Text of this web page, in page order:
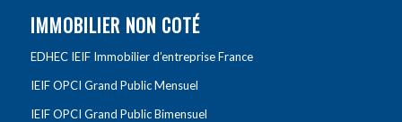
IMMOBILIER NON COTÉ
EDHEC IEIF Immobilier d’entreprise France
IEIF OPCI Grand Public Mensuel
IEIF OPCI Grand Public Bimensuel